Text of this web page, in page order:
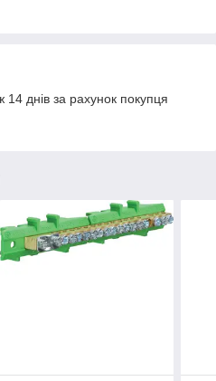
днів за рахунок покупця